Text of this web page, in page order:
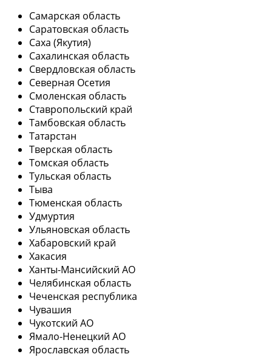
Самарская область
Саратовская область
Саха (Якутия)
Сахалинская область
Свердловская область
Северная Осетия
Смоленская область
Ставропольский край
Тамбовская область
Татарстан
Тверская область
Томская область
Тульская область
Тыва
Тюменская область
Удмуртия
Ульяновская область
Хабаровский край
Хакасия
Ханты-Мансийский АО
Челябинская область
Чеченская республика
Чувашия
Чукотский АО
Ямало-Ненецкий АО
Ярославская область